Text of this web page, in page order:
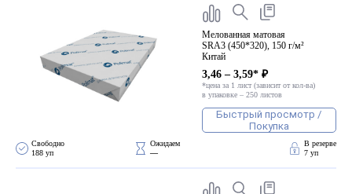
Мелованная матовая
SRA3 (450*320), 150 г/м²
Китай
3,46 – 3,59* ₽
*цена за 1 лист (зависит от кол-ва)
в упаковке – 250 листов
Быстрый просмотр /
Покупка
Свободно
188 уп
Ожидаем
—
В резерве
7 уп